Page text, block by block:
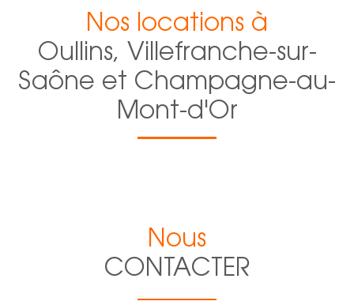
Nos locations à
Oullins, Villefranche-sur-
Saône et Champagne-au-
Mont-d'Or
Nous
CONTACTER